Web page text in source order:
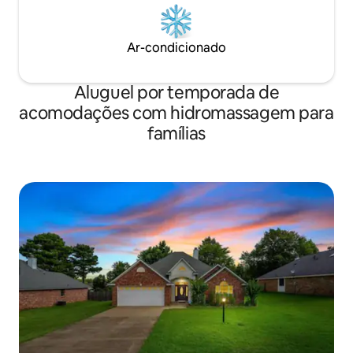
Ar-condicionado
Aluguel por temporada de
acomodações com hidromassagem para
famílias